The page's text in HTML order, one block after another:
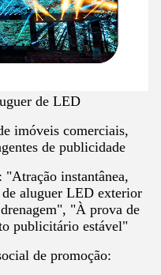
de LED
imóveis comerciais,
de publicidade
"Atração instantânea,
aluguer LED exterior
"À prova de
publicitário estável"
de promoção: